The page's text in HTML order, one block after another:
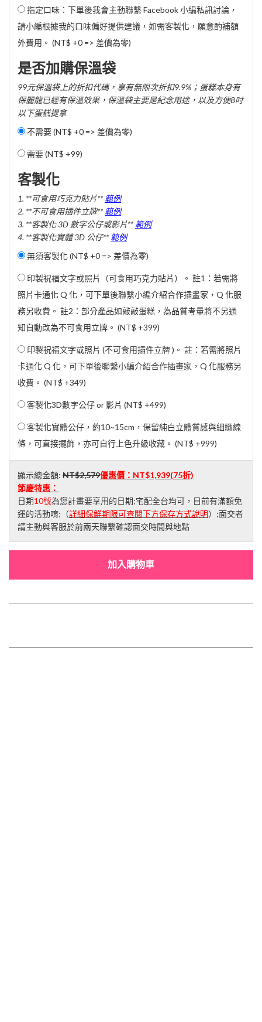
指定口味：下單後我會主動聯繫 Facebook 小編私訊討論，
請小編根據我的口味偏好提供建議，如需客製化，願意酌補額
外費用。 (NT$ +0 => 差價為零)
是否加購保溫袋
99元保溫袋上的折扣代碼，享有無限次折扣9.9%；蛋糕本身有
保麗龍已經有保溫效果，保溫袋主要是紀念用途，以及方便8吋
以下蛋糕提拿
不需要 (NT$ +0 => 差價為零)
需要 (NT$ +99)
客製化
1. **可食用巧克力貼片** 範例
2. **不可食用插件立牌** 範例
3. **客製化 3D 數字公仔或影片** 範例
4. **客製化實體 3D 公仔** 範例
無須客製化 (NT$ +0 => 差價為零)
印製祝福文字或照片（可食用巧克力貼片）。 註1：若需將
照片卡通化 Q 化，可下單後聯繫小編介紹合作插畫家，Q 化服
務另收費。 註2：部分產品如敲敲蛋糕，為品質考量將不另通
知自動改為不可食用立牌。 (NT$ +399)
印製祝福文字或照片 (不可食用插件立牌 )。 註：若需將照片
卡通化 Q 化，可下單後聯繫小編介紹合作插畫家，Q 化服務另
收費。 (NT$ +349)
客製化3D數字公仔 or 影片 (NT$ +499)
客製化實體公仔，約10~15cm，保留純白立體質感與細緻線
條，可直接擺飾，亦可自行上色升級收藏。 (NT$ +999)
顯示總金額: NT$2,579優惠價： NT$1,939(75折)
節慶特惠：
日期10號為您計畫要享用的日期;宅配全台均可，目前有滿額免
運的活動唷;（詳細保鮮期限可查閱下方保存方式說明）;面交者
請主動與客服於前兩天聯繫確認面交時間與地點
加入購物車